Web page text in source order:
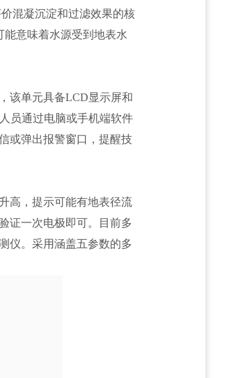
混凝沉淀和过滤效果的核
能意味着水源受到地表水
该单元具备LCD显示屏和
员通过电脑或手机端软件
或弹出报警窗口，提醒技
高，提示可能有地表径流
证一次电极即可。目前多
仪。采用涵盖五参数的多